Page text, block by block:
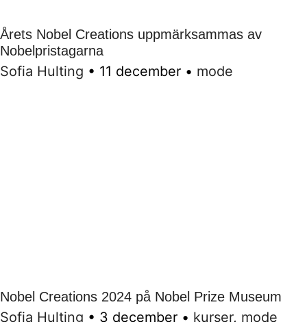
Årets Nobel Creations uppmärksammas av
Nobelpristagarna
Sofia Hulting • 11 december • mode
Nobel Creations 2024 på Nobel Prize Museum
Sofia Hulting • 3 december • kurser, mode